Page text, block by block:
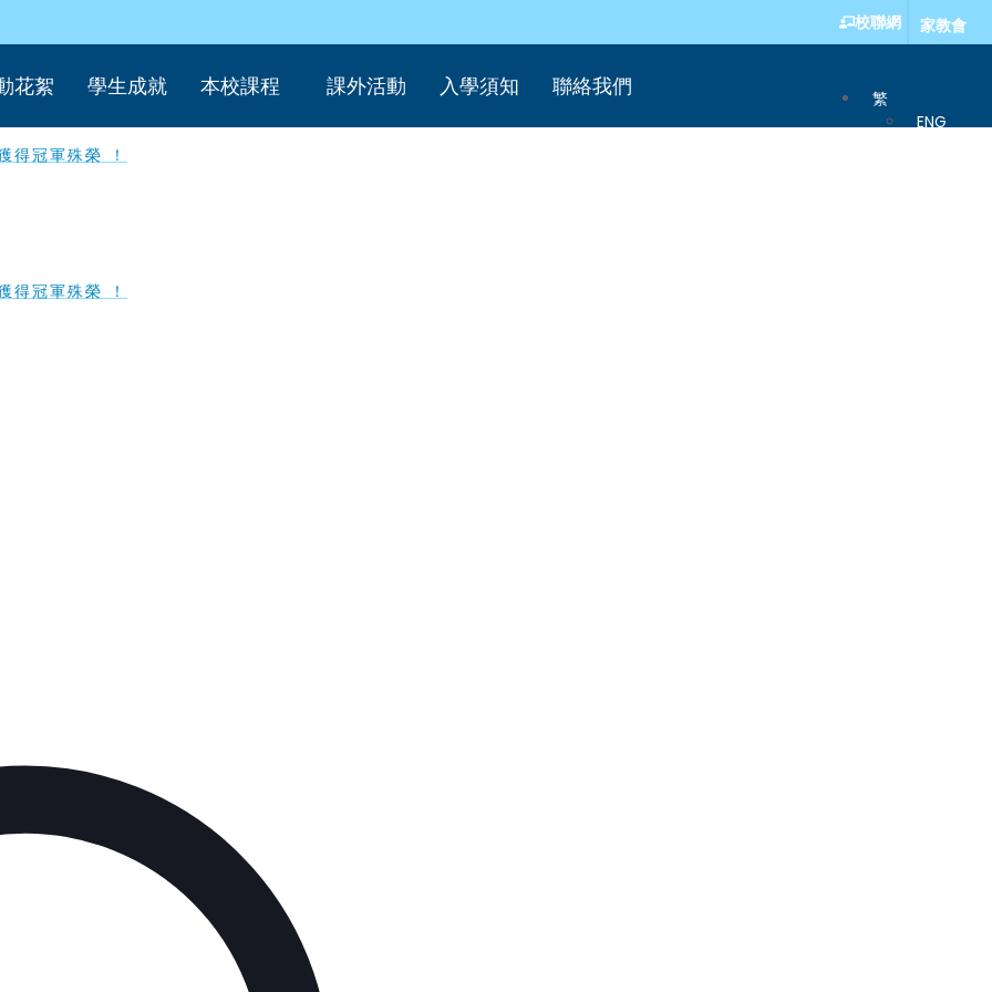
校聯網 家教會
花絮 學生成就 本校課程 課外活動 入學須知 聯絡我們
繁
ENG
得冠軍殊榮 ！
得冠軍殊榮 ！